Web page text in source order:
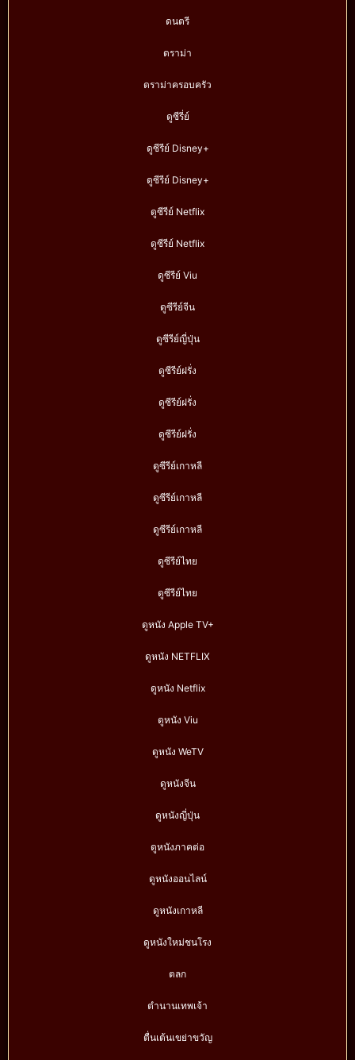
ดนตรี
ดราม่า
ดราม่าครอบครัว
ดูซีรี่ย์
ดูซีรีย์ Disney+
ดูซีรีย์ Disney+
ดูซีรีย์ Netflix
ดูซีรีย์ Netflix
ดูซีรีย์ Viu
ดูซีรีย์จีน
ดูซีรีย์ญี่ปุ่น
ดูซีรีย์ฝรั่ง
ดูซีรีย์ฝรั่ง
ดูซีรีย์ฝรั่ง
ดูซีรีย์เกาหลี
ดูซีรีย์เกาหลี
ดูซีรีย์เกาหลี
ดูซีรีย์ไทย
ดูซีรีย์ไทย
ดูหนัง Apple TV+
ดูหนัง NETFLIX
ดูหนัง Netflix
ดูหนัง Viu
ดูหนัง WeTV
ดูหนังจีน
ดูหนังญี่ปุ่น
ดูหนังภาคต่อ
ดูหนังออนไลน์
ดูหนังเกาหลี
ดูหนังใหม่ชนโรง
ตลก
ตำนานเทพเจ้า
ตื่นเต้นเขย่าขวัญ